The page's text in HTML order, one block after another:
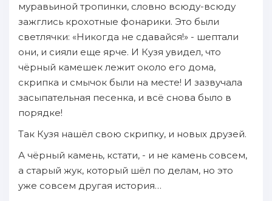
муравьиной тропинки, словно всюду-всюду
зажглись крохотные фонарики. Это были
светлячки: «Никогда не сдавайся!» - шептали
они, и сияли еще ярче. И Кузя увидел, что
чёрный камешек лежит около его дома,
скрипка и смычок были на месте! И зазвучала
засыпательная песенка, и всё снова было в
порядке!
Так Кузя нашёл свою скрипку, и новых друзей.
А чёрный камень, кстати, - и не камень совсем,
а старый жук, который шёл по делам, но это
уже совсем другая история…